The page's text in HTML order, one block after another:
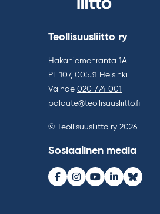
Teollisuusliitto ry
Hakaniemenranta 1A
PL 107, 00531 Helsinki
Vaihde 020 774 001
palaute@teollisuusliitto.fi
© Teollisuusliitto ry 2026
Sosiaalinen media
Facebook
Instagram
Youtube
LinkedInBluesky